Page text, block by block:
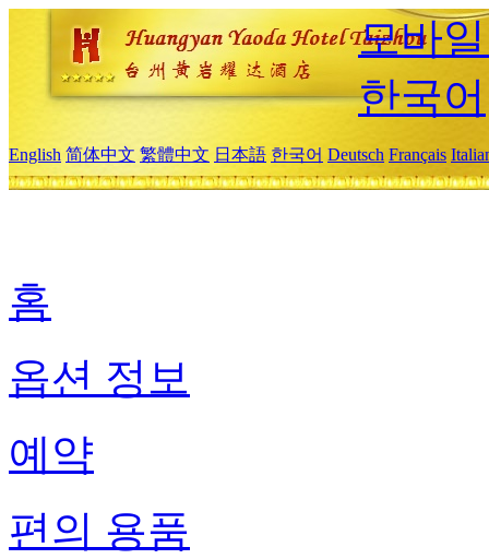
모바
한국어
English 简体中文 繁體中文 日本語 한국어 Deutsch Français
홈
옵션 정보
예약
편의 용품